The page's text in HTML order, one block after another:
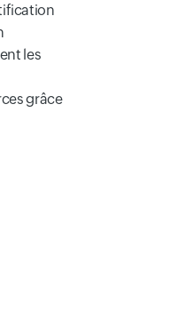
les
grâce